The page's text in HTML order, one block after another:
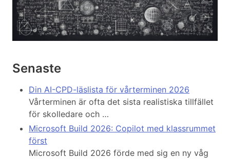
Senaste
Din AI-CPD-läslista för vårterminen 2026
Vårterminen är ofta det sista realistiska tillfället
för skolledare och …
Microsoft Build 2026: Copilot med klassrummet
först
Microsoft Build 2026 förde med sig en ny våg